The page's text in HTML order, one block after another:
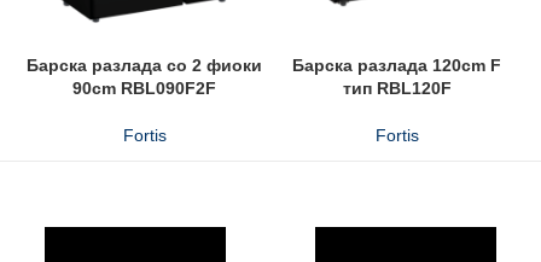
Барска разлада со 2 фиоки
90cm RBL090F2F
Fortis
Барска разлада 120cm F
тип RBL120F
Fortis